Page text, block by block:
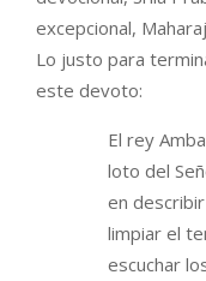
excepcional,
Lo justo para
este devoto:
El rey
loto del
en
limpiar el
escuchar